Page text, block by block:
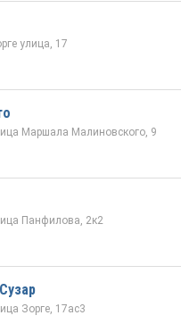
улица, 17
Маршала Малиновского, 9
Панфилова, 2к2
Зорге, 17ас3